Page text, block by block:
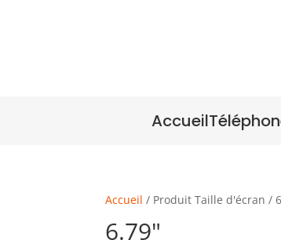
Accueil
Accueil / Produit Taille d'écran /
6.79"